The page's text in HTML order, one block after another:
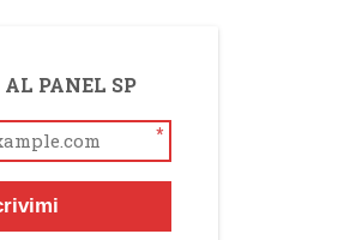
PANEL SP
*